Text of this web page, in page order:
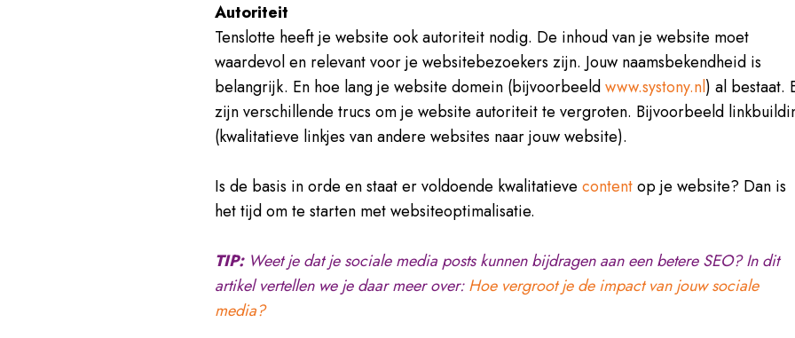
Autoriteit
Tenslotte heeft je website ook autoriteit nodig. De inhoud van je website moet
waardevol en relevant voor je websitebezoekers zijn. Jouw naamsbekendheid is
belangrijk. En hoe lang je website domein (bijvoorbeeldwww.systony.nl) al bestaat.
zijn verschillende trucs om je website autoriteit te vergroten. Bijvoorbeeld
(kwalitatieve linkjes van andere websites naar jouw website).
Is de basis in orde en staat er voldoende kwalitatievecontentop je website? Dan is
het tijd om te starten met websiteoptimalisatie.
TIP: Weet je dat je sociale media posts kunnen bijdragen aan een betere SEO? In dit
artikel vertellen we je daar meer over:Hoe vergroot je de impact van jouw sociale
media?